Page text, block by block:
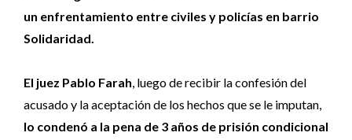
un enfrentamiento entre civiles y policías en barrio
Solidaridad.
El juez Pablo Farah, luego de recibir la confesión del
acusado y la aceptación de los hechos que se le imputan,
lo condenó a la pena de 3 años de prisión condicional